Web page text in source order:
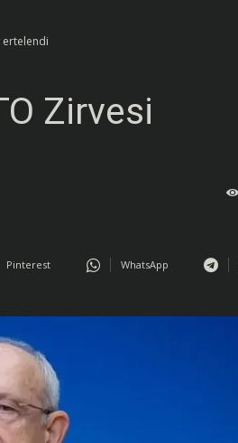
ertelendi
Zirvesi
Pinterest WhatsApp